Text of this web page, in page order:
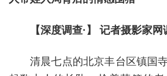
【深度调查·】 记者摄影家网
清晨七点的北京丰台区镇国